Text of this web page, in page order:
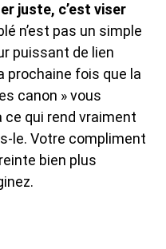
juste, c’est viser
n’est pas un simple
puissant de lien
prochaine fois que la
canon » vous
ce qui rend vraiment
le. Votre compliment
bien plus